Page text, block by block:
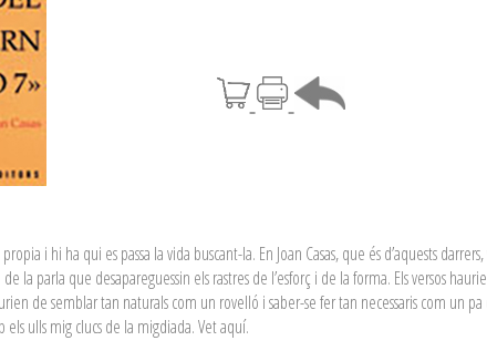
i hi ha qui es passa la vida buscant-la. En Joan Casas, que és d’aquests
la parla que desapareguessin els rastres de l’esforç i de la forma. Els versos
de semblar tan naturals com un rovelló i saber-se fer tan necessaris com un
ulls mig clucs de la migdiada. Vet aquí.